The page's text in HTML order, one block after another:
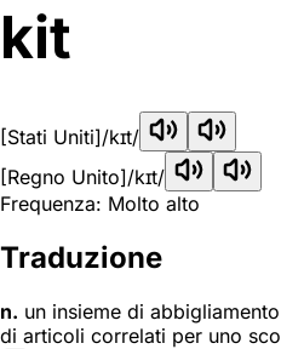
kit
[Stati Uniti]/kɪt/
[Regno Unito]/kɪt/
Frequenza: Molto alto
Traduzione
n. un insieme di
di articoli correlati per uno